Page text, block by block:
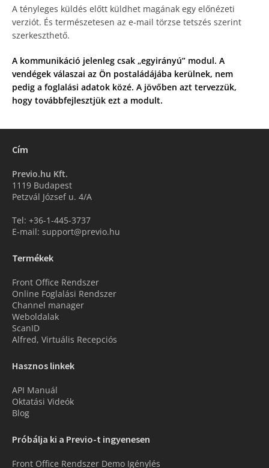
A tényleges küldés előtt küldhet magának egy előnézeti
verziót. És természetesen az e-mail törzse tetszés szerint
szerkeszthető.
A kommunikáció jelenleg csak „egyirányú” modul. A
vendégek válaszai az Ön postaládájába kerülnek, nem
pedig a foglalási adatok közé. A jövőben azt tervezzük,
hogy továbbfejlesztjük ezt a modult.
Cím
Previo.hu Kft.
1119 Budapest
Petzvál József u. 4/A
Tel: +36-1-445-3737
E-mail: support@previo.hu
Termékek
Front Office Rendszer
Online Foglalási Rendszer
Channel manager
Weboldalak
ScanID
Alfred, Virtuális Recepciós
Hasznos linkek
API Manuál
Oktatási Videók
Blog
Próbálja ki a Previo-t ingyenesen
Front Office Rendszer Demo Igénylés